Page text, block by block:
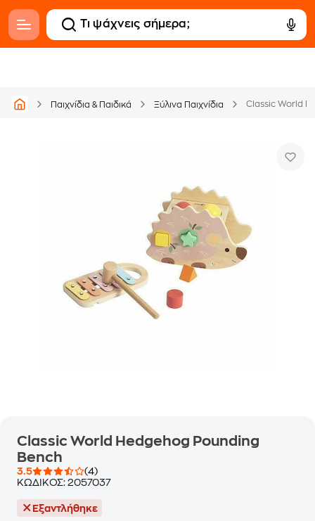
Παιχνίδια & Παιδικά Ξύλινα Παιχνίδια Classic World
Classic World Hedgehog Pounding
Bench
3.5
(4)
ΚΩΔΙΚΟΣ: 2057037
Εξαντλήθηκε